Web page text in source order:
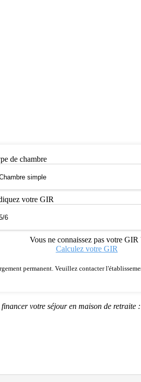
de chambre
votre GIR
Vous ne connaissez pas votre GIR
Calculez votre GIR
permanent. Veuillez contacter
votre séjour en maison de retraite :